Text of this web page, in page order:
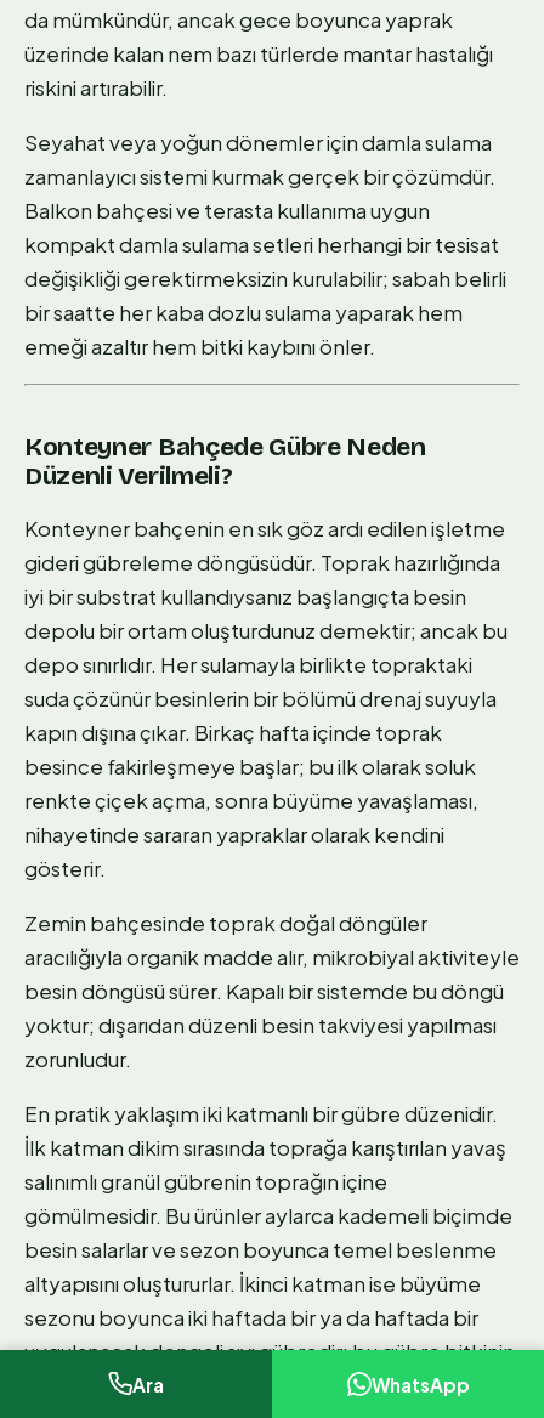
da mümkündür, ancak gece boyunca yaprak
üzerinde kalan nem bazı türlerde mantar hastalığı
riskini artırabilir.
Seyahat veya yoğun dönemler için damla sulama
zamanlayıcı sistemi kurmak gerçek bir çözümdür.
Balkon bahçesi ve terasta kullanıma uygun
kompakt damla sulama setleri herhangi bir tesisat
değişikliği gerektirmeksizin kurulabilir; sabah belirli
bir saatte her kaba dozlu sulama yaparak hem
emeği azaltır hem bitki kaybını önler.
Konteyner Bahçede Gübre Neden
Düzenli Verilmeli?
Konteyner bahçenin en sık göz ardı edilen işletme
gideri gübreleme döngüsüdür. Toprak hazırlığında
iyi bir substrat kullandıysanız başlangıçta besin
depolu bir ortam oluşturdunuz demektir; ancak bu
depo sınırlıdır. Her sulamayla birlikte topraktaki
suda çözünür besinlerin bir bölümü drenaj suyuyla
kapın dışına çıkar. Birkaç hafta içinde toprak
besince fakirleşmeye başlar; bu ilk olarak soluk
renkte çiçek açma, sonra büyüme yavaşlaması,
nihayetinde sararan yapraklar olarak kendini
gösterir.
Zemin bahçesinde toprak doğal döngüler
aracılığıyla organik madde alır, mikrobiyal aktiviteyle
besin döngüsü sürer. Kapalı bir sistemde bu döngü
yoktur; dışarıdan düzenli besin takviyesi yapılması
zorunludur.
En pratik yaklaşım iki katmanlı bir gübre düzenidir.
İlk katman dikim sırasında toprağa karıştırılan yavaş
salınımlı granül gübrenin toprağın içine
gömülmesidir. Bu ürünler aylarca kademeli biçimde
besin salarlar ve sezon boyunca temel beslenme
altyapısını oluştururlar. İkinci katman ise büyüme
sezonu boyunca iki haftada bir ya da haftada bir
uygulanacak dengeli sıvı gübredir; bu gübre bitkinin
anlık besin ihtiyacını karşılar ve çiçeklenme ile
Ara WhatsApp